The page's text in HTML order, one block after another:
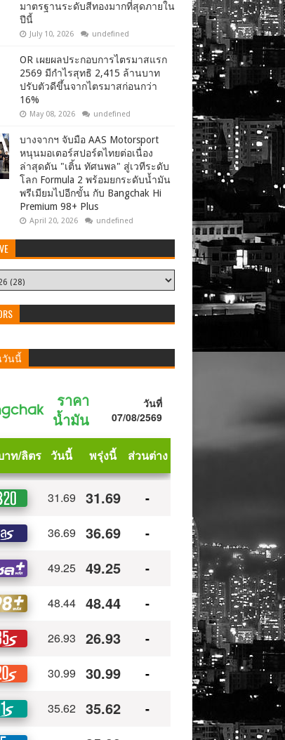
มาตรฐานระดับสีทองมากที่สุดภายใน
ปีนี้
July 10, 2026 undefined
OR เผยผลประกอบการไตรมาสแรก
2569 มีกำไรสุทธิ 2,415 ล้านบาท
ปรับตัวดีขึ้นจากไตรมาสก่อนกว่า
16%
May 08, 2026 undefined
บางจากฯ จับมือ AAS Motorsport
หนุนมอเตอร์สปอร์ตไทยต่อเนื่อง
ล่าสุดดัน "เติ้น ทัศนพล" สู่เวทีระดับ
โลก Formula 2 พร้อมยกระดับน้ำมัน
พรีเมียมไปอีกขั้น กับ Bangchak Hi
Premium 98+ Plus
April 20, 2026 undefined
วันนี้